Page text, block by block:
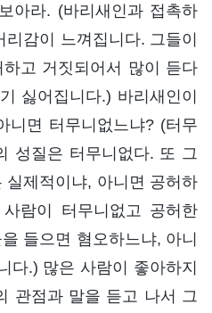
아라. (바리새인과 접촉하
감이 느껴집니다. 그들이
고 거짓되어서 많이 듣다
싫어집니다.) 바리새인이
니면 터무니없느냐? (터무
성질은 터무니없다. 또 그
제적이냐, 아니면 공허하
람이 터무니없고 공허한
들으면 혐오하느냐, 아니
다.) 많은 사람이 좋아하지
관점과 말을 듣고 나서 그